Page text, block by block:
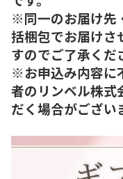
※同一のお届け先
括梱包でお届けさ
すのでご了承くだ
※お申込み内容に
者のリンベル株式
だく場合がござい